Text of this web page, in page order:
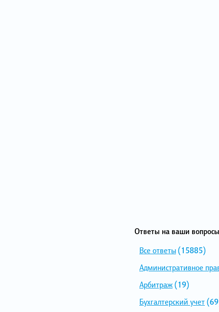
Ответы на ваши
Все ответы(15885)
Административное
Арбитраж(19)
Бухгалтерский учет